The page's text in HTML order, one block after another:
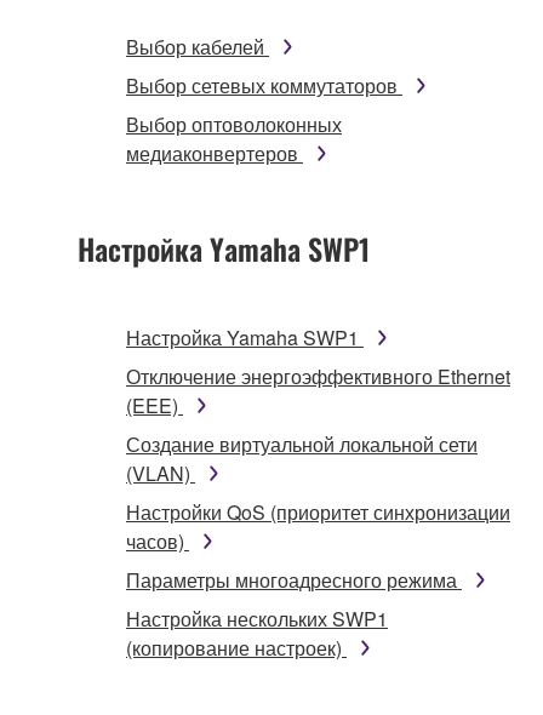
Выбор кабелей
Выбор сетевых коммутаторов
Выбор оптоволоконных
медиаконвертеров
Настройка Yamaha SWP1
Настройка Yamaha SWP1
Отключение энергоэффективного Ethernet
(EEE)
Создание виртуальной локальной сети
(VLAN)
Настройки QoS (приоритет синхронизации
часов)
Параметры многоадресного режима
Настройка нескольких SWP1
(копирование настроек)